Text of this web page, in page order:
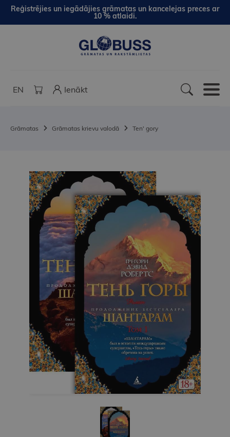
Reģistrējies un iegādājies grāmatas un kancelejas preces ar
10 % atlaidi.
EN Ienākt
Grāmatas Grāmatas krievu valodā Ten' gory